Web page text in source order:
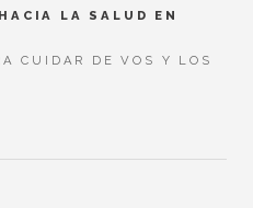
LA SALUD EN
CUIDAR DE VOS Y LOS